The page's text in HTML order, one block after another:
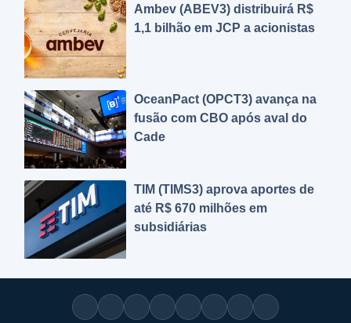
Ambev (ABEV3) distribuirá R$
1,1 bilhão em JCP a acionistas
OceanPact (OPCT3) avança na
fusão com CBO após aval do
Cade
TIM (TIMS3) aprova aportes de
até R$ 670 milhões em
subsidiárias